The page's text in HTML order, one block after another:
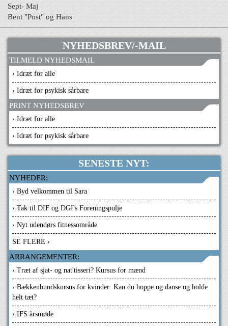
Sept- Maj
Bent "Post" og Hans
NYHEDSBREV/-MAIL
TILMELD NYHEDSMAIL
› Idræt for alle
› Idræt for psykisk sårbare
PRINT NYHEDSBREV
› Idræt for alle
› Idræt for psykisk sårbare
SENESTE NYT:
NYHEDER:
› Byd velkommen til Sara
› Tak til DIF og DGI's Foreningspulje
› Nyt udendørs fitnessområde
SE FLERE ›
ARRANGEMENTER:
› Træt af sjat- og nat'tisseri? Kursus for mænd
› Bækkenbundskursus for kvinder: Kan du hoppe og danse og holde
helt tæt?
› IFS årsmøde